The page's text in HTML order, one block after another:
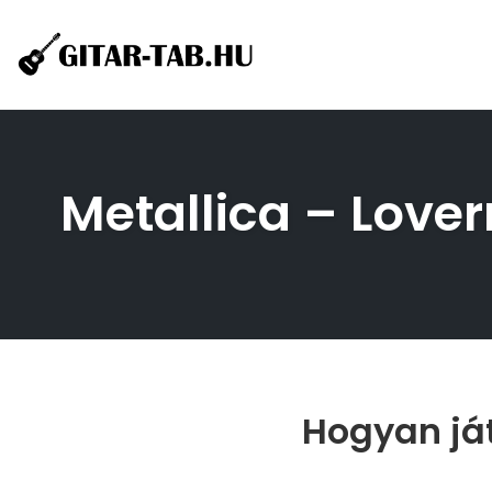
Metallica –
Hogyan